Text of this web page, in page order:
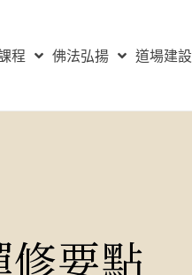
程 佛法弘揚 道場建設
要點